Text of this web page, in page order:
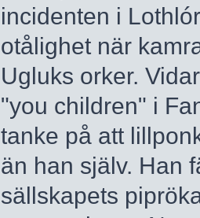
incidenten i
otålighet när
Ugluks orker.
"you children" i
tanke på att
än han själv. Han
sällskapets